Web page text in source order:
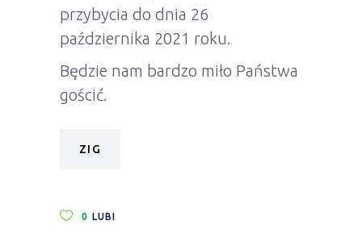
przybycia do dnia 26
października 2021 roku.
Będzie nam bardzo miło Państwa
gościć.
ZIG
0 LUBI